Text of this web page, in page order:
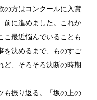
の方はコンクールに入賞
前に進めました。これか
こ最近悩んでいることも
を決めるまで、ものすご
ど、そろそろ決断の時期
も振り返る。「坂の上の